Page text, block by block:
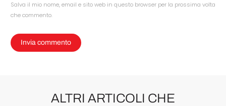
Salva il mio nome, email e sito web in questo browser per la prossima volta
che commento.
ALTRI ARTICOLI CHE